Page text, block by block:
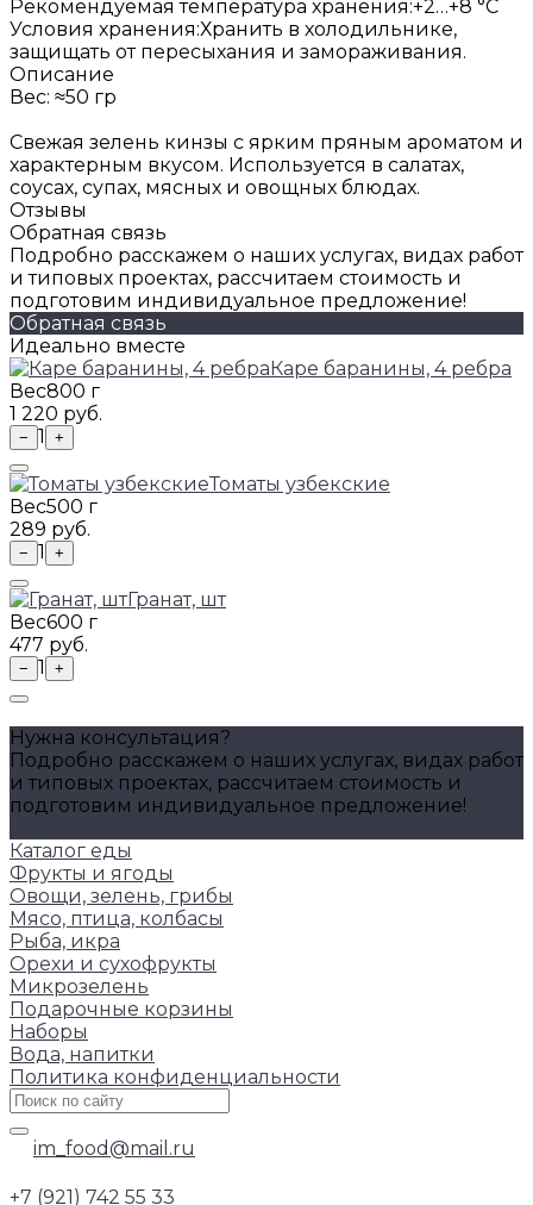
Рекомендуемая температура хранения:+2…+8 °C
Условия хранения:Хранить в холодильнике,
защищать от пересыхания и замораживания.
Описание
Вес: ≈50 гр
Свежая зелень кинзы с ярким пряным ароматом и
характерным вкусом. Используется в салатах,
соусах, супах, мясных и овощных блюдах.
Отзывы
Обратная связь
Подробно расскажем о наших услугах, видах работ
и типовых проектах, рассчитаем стоимость и
подготовим индивидуальное предложение!
Обратная связь
Идеально вместе
Каре баранины, 4 ребра
Вес800 г
1 220 руб.
− 1 +
Томаты узбекские
Вес500 г
289 руб.
− 1 +
Гранат, шт
Вес600 г
477 руб.
− 1 +
Нужна консультация?
Подробно расскажем о наших услугах, видах работ
и типовых проектах, рассчитаем стоимость и
подготовим индивидуальное предложение!
Каталог еды
Фрукты и ягоды
Овощи, зелень, грибы
Мясо, птица, колбасы
Рыба, икра
Орехи и сухофрукты
Микрозелень
Подарочные корзины
Наборы
Вода, напитки
Политика конфиденциальности
im_food@mail.ru
+7 (921) 742 55 33